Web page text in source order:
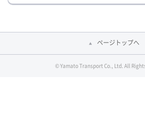
ページトップへ
© Yamato Transport Co., Ltd. All